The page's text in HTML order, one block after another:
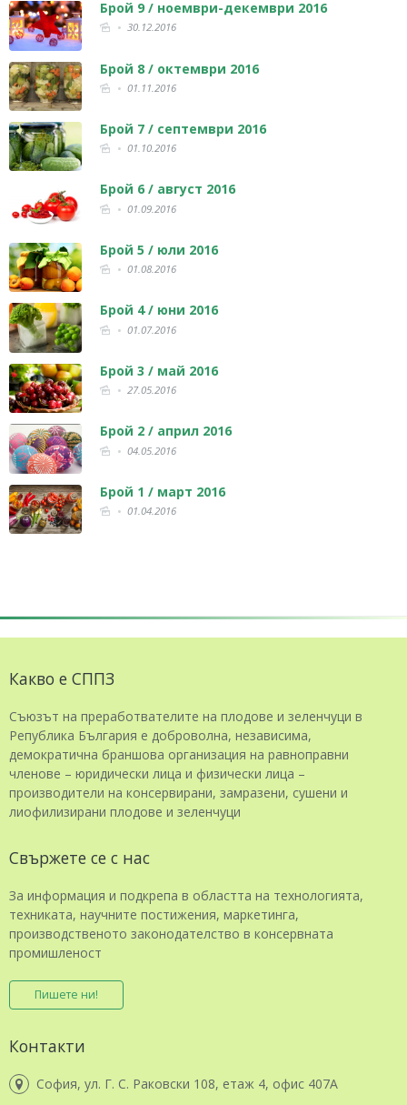
Брой 9 / ноември-декември 2016
30.12.2016
Брой 8 / октември 2016
01.11.2016
Брой 7 / септември 2016
01.10.2016
Брой 6 / август 2016
01.09.2016
Брой 5 / юли 2016
01.08.2016
Брой 4 / юни 2016
01.07.2016
Брой 3 / май 2016
27.05.2016
Брой 2 / април 2016
04.05.2016
Брой 1 / март 2016
01.04.2016
Какво е СППЗ
Съюзът на преработвателите на плодове и зеленчуци в
Република България е доброволна, независима,
демократична браншова организация на равноправни
членове – юридически лица и физически лица –
производители на консервирани, замразени, сушени и
лиофилизирани плодове и зеленчуци
Свържете се с нас
За информация и подкрепа в областта на технологията,
техниката, научните постижения, маркетинга,
производственото законодателство в консервната
промишленост
Пишете ни!
Контакти
София, ул. Г. С. Раковски 108, етаж 4, офис 407А